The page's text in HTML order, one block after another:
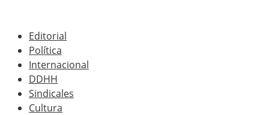
Editorial
Política
Internacional
DDHH
Sindicales
Cultura